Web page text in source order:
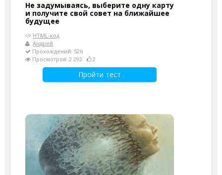
Не задумываясь, выберите одну карту
и получите свой совет на ближайшее
будущее
HTML-код
Андрей
Прохождений: 526
Просмотров: 2 292
2
Пройти тест